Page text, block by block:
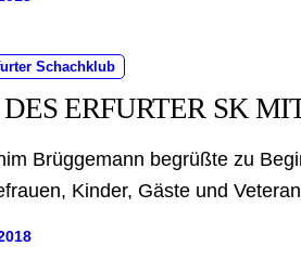
Schachklub
ERFURTER SK
Brüggemann begrüßte zu
Kinder, Gäste und